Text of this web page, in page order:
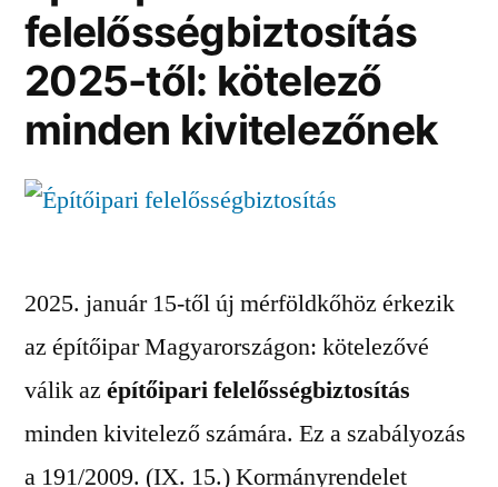
felelősségbiztosítás
2025-től: kötelező
minden kivitelezőnek
2025. január 15-től új mérföldkőhöz érkezik
az építőipar Magyarországon: kötelezővé
válik az építőipari felelősségbiztosítás
minden kivitelező számára. Ez a szabályozás
a 191/2009. (IX. 15.) Kormányrendelet